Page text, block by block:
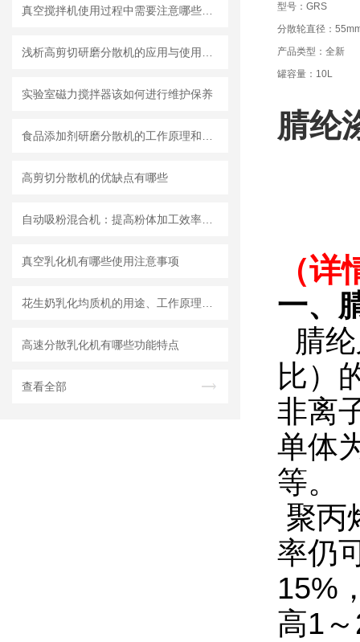
实验室磁力搅拌器该如何进行维护保养
高剪切分散机的优缺点有哪些
真空乳化机有哪些使用注意事项
高速分散乳化机有哪些功能特点
查看全部
型号：GRS
分散轮直径：
产品类型：全新
罐容量：10L
腈纶
（
一、
腈
比）
非离
单体
等。
聚丙
率仍
15%
高1